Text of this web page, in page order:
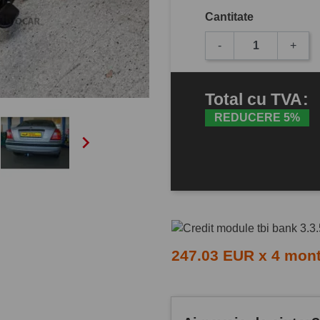

Cantitate
- +
Total cu TVA:
REDUCERE 5%
247.03 EUR x 4